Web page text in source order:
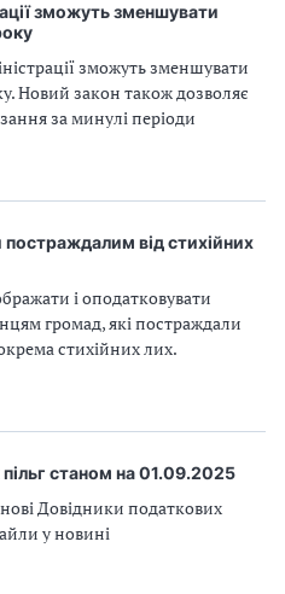
зможуть зменшувати
зможуть зменшувати
Новий закон також дозволяє
за минулі періоди
від стихійних
і оподатковувати
громад, які постраждали
стихійних лих.
станом на 01.09.2025
Довідники податкових
у новині